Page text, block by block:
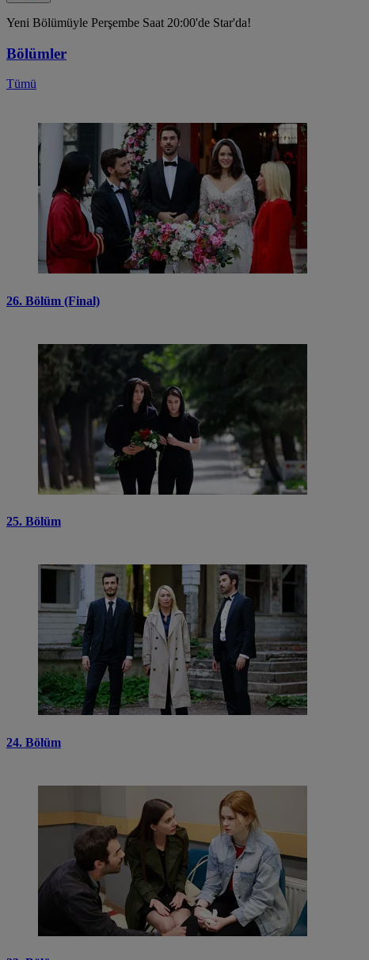
Yeni Bölümüyle Perşembe Saat 20:00'de Star'da!
Bölümler
Tümü
26. Bölüm (Final)
25. Bölüm
24. Bölüm